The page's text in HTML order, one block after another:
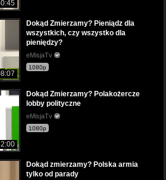
Dokąd Zmierzamy? Pieniądz dla
wszystkich, czy wszystko dla
pieniędzy?
eMisjaTv
1080p
Dokąd Zmierzamy? Polakożercze
lobby polityczne
eMisjaTv
1080p
Dokąd zmierzamy? Polska armia
tylko od parady